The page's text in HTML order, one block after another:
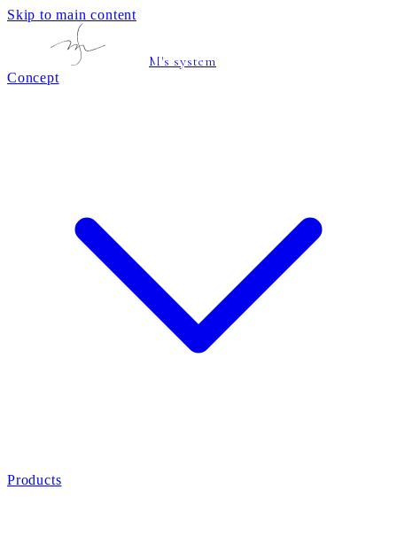
Skip to main content
M's system
Concept
Products